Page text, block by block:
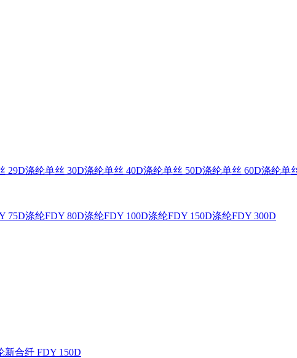
29D涤纶单丝 30D涤纶单丝 40D涤纶单丝 50D涤纶单丝 60D涤纶单
75D涤纶FDY 80D涤纶FDY 100D涤纶FDY 150D涤纶FDY 300D
新合纤 FDY 150D